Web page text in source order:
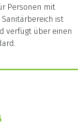
Personen mit
ist
verfügt über einen